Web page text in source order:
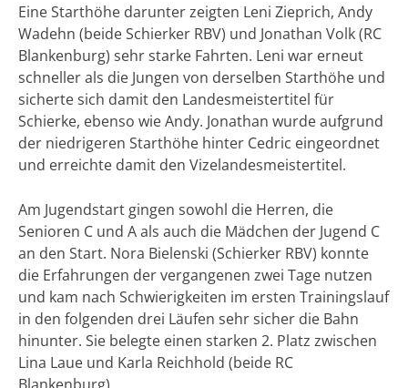
Eine Starthöhe darunter zeigten Leni Zieprich, Andy
Wadehn (beide Schierker RBV) und Jonathan Volk (RC
Blankenburg) sehr starke Fahrten. Leni war erneut
schneller als die Jungen von derselben Starthöhe und
sicherte sich damit den Landesmeistertitel für
Schierke, ebenso wie Andy. Jonathan wurde aufgrund
der niedrigeren Starthöhe hinter Cedric eingeordnet
und erreichte damit den Vizelandesmeistertitel.
Am Jugendstart gingen sowohl die Herren, die
Senioren C und A als auch die Mädchen der Jugend C
an den Start. Nora Bielenski (Schierker RBV) konnte
die Erfahrungen der vergangenen zwei Tage nutzen
und kam nach Schwierigkeiten im ersten Trainingslauf
in den folgenden drei Läufen sehr sicher die Bahn
hinunter. Sie belegte einen starken 2. Platz zwischen
Lina Laue und Karla Reichhold (beide RC